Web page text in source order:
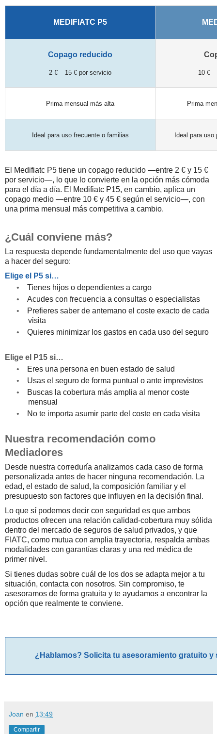
MEDIFIATC P5
Copago reducido
2 € – 15 € por servicio 10 €
Prima mensual más alta Prima
Ideal para uso frecuente o familias Ideal para
El Medifiatc P5 tiene un copago reducido —entre 2 € y 15 €
por servicio—, lo que lo convierte en la opción más cómoda
para el día a día. El Medifiatc P15, en cambio, aplica un
copago medio —entre 10 € y 45 € según el servicio—, con
una prima mensual más competitiva a cambio.
¿Cuál conviene más?
La respuesta depende fundamentalmente del uso que vayas
a hacer del seguro:
Elige el P5 si…
•
Tienes hijos o dependientes a cargo
•
Acudes con frecuencia a consultas o especialistas
•
Prefieres saber de antemano el coste exacto de cada
visita
•
Quieres minimizar los gastos en cada uso del seguro
Elige el P15 si…
•
Eres una persona en buen estado de salud
•
Usas el seguro de forma puntual o ante imprevistos
•
Buscas la cobertura más amplia al menor coste
mensual
•
No te importa asumir parte del coste en cada visita
Nuestra recomendación como
Mediadores
Desde nuestra correduría analizamos cada caso de forma
personalizada antes de hacer ninguna recomendación. La
edad, el estado de salud, la composición familiar y el
presupuesto son factores que influyen en la decisión final.
Lo que sí podemos decir con seguridad es que ambos
productos ofrecen una relación calidad-cobertura muy sólida
dentro del mercado de seguros de salud privados, y que
FIATC, como mutua con amplia trayectoria, respalda ambas
modalidades con garantías claras y una red médica de
primer nivel.
Si tienes dudas sobre cuál de los dos se adapta mejor a tu
situación, contacta con nosotros. Sin compromiso, te
asesoramos de forma gratuita y te ayudamos a encontrar la
opción que realmente te conviene.
¿Hablamos? Solicita tu asesoramiento gratuito y
Joan en 13:49
Compartir